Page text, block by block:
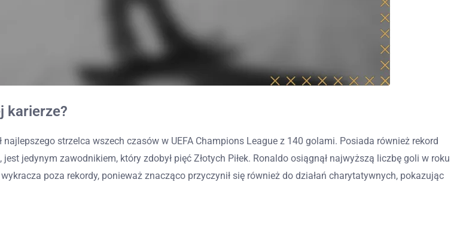
karierze?
strzelca wszech czasów w UEFA Champions League z 140 golami. Posiada również rekord
jedynym zawodnikiem, który zdobył pięć Złotych Piłek. Ronaldo osiągnął najwyższą liczbę goli w roku
poza rekordy, ponieważ znacząco przyczynił się również do działań charytatywnych, pokazując